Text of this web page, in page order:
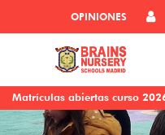
Matrículas abiertas curso
OPINIONES